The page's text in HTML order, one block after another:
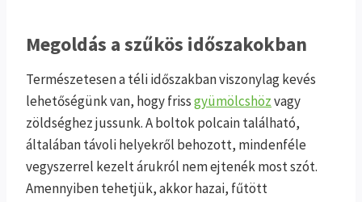
Megoldás a szűkös időszakokban
Természetesen a téli időszakban viszonylag kevés
lehetőségünk van, hogy frissgyümölcshözvagy
zöldséghez jussunk. A boltok polcain található,
általában távoli helyekről behozott, mindenféle
vegyszerrel kezelt árukról nem ejtenék most szót.
Amennyiben tehetjük, akkor hazai, fűtött